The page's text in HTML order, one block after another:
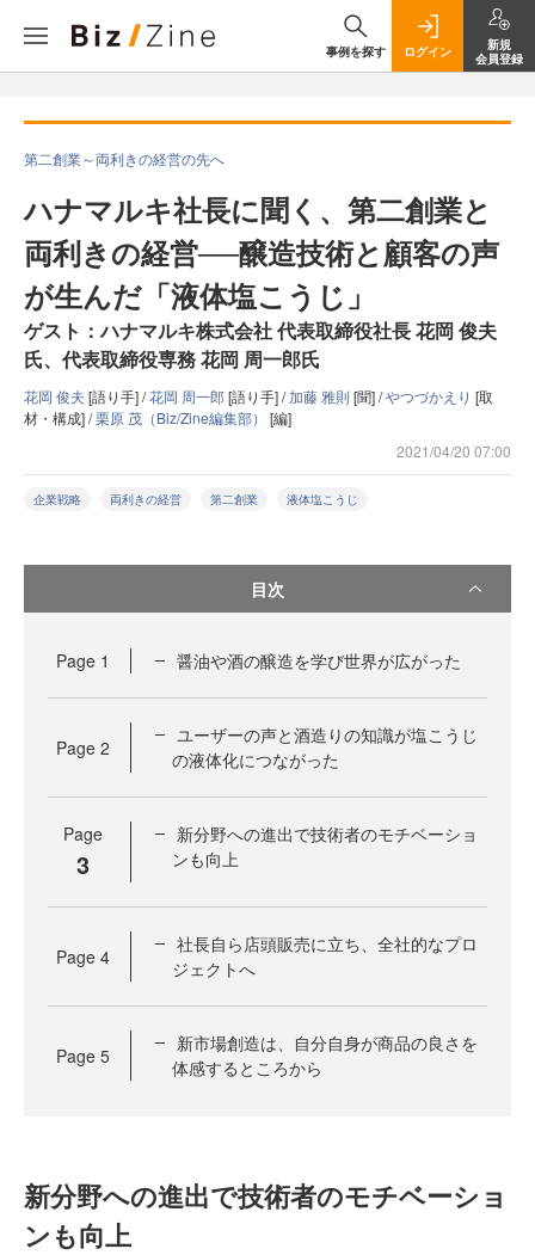
事例を探す ログイン
新規
会員登録
第二創業～両利きの経営の先へ
ハナマルキ社長に聞く、第二創業と
両利きの経営──醸造技術と顧客の声
が生んだ「液体塩こうじ」
ゲスト：ハナマルキ株式会社 代表取締役社長 花岡 俊夫
氏、代表取締役専務 花岡 周一郎氏
花岡 俊夫 [語り手] /花岡 周一郎[語り手] /加藤 雅則 [聞] /やつづかえり [取
材・構成] /栗原 茂（Biz/Zine編集部） [編]
2021/04/20 07:00
企業戦略 両利きの経営 第二創業 液体塩こうじ
目次
Page 1 醤油や酒の醸造を学び世界が広がった
Page 2
ユーザーの声と酒造りの知識が塩こうじ
の液体化につながった
Page
3
新分野への進出で技術者のモチベーショ
ンも向上
Page 4
社長自ら店頭販売に立ち、全社的なプロ
ジェクトへ
Page 5
新市場創造は、自分自身が商品の良さを
体感するところから
新分野への進出で技術者のモチベーショ
ンも向上